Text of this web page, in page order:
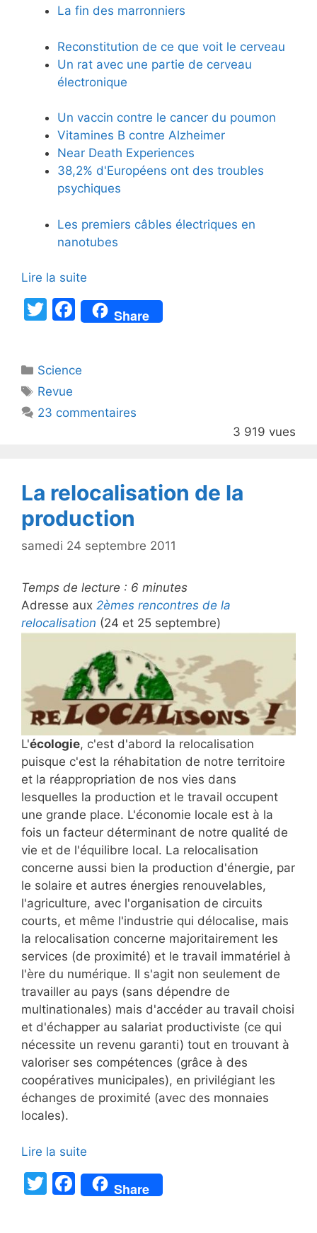
La fin des marronniers
Reconstitution de ce que voit le cerveau
Un rat avec une partie de cerveau
électronique
Un vaccin contre le cancer du poumon
Vitamines B contre Alzheimer
Near Death Experiences
38,2% d'Européens ont des troubles
psychiques
Les premiers câbles électriques en
nanotubes
Lire la suite
T
er
F
a
e
o
Share
Catégories
Science
Étiquettes
Revue
23 commentaires
3 919 vues
La relocalisation de la
production
samedi 24 septembre 2011
Temps de lecture : 6 minutes
Adresse aux 2èmes rencontres de la
relocalisation (24 et 25 septembre)
L'écologie, c'est d'abord la relocalisation
puisque c'est la réhabitation de notre territoire
et la réappropriation de nos vies dans
lesquelles la production et le travail occupent
une grande place. L'économie locale est à la
fois un facteur déterminant de notre qualité de
vie et de l'équilibre local. La relocalisation
concerne aussi bien la production d'énergie, par
le solaire et autres énergies renouvelables,
l'agriculture, avec l'organisation de circuits
courts, et même l'industrie qui délocalise, mais
la relocalisation concerne majoritairement les
services (de proximité) et le travail immatériel à
l'ère du numérique. Il s'agit non seulement de
travailler au pays (sans dépendre de
multinationales) mais d'accéder au travail choisi
et d'échapper au salariat productiviste (ce qui
nécessite un revenu garanti) tout en trouvant à
valoriser ses compétences (grâce à des
coopératives municipales), en privilégiant les
échanges de proximité (avec des monnaies
locales).
Lire la suite
T
F
a
Share